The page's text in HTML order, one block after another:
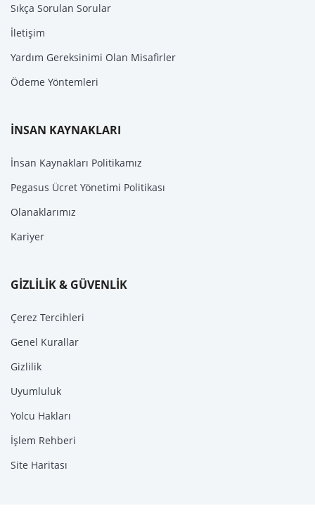
Sıkça Sorulan Sorular
İletişim
Yardım Gereksinimi Olan Misafirler
Ödeme Yöntemleri
İNSAN KAYNAKLARI
İnsan Kaynakları Politikamız
Pegasus Ücret Yönetimi Politikası
Olanaklarımız
Kariyer
GİZLİLİK & GÜVENLİK
Çerez Tercihleri
Genel Kurallar
Gizlilik
Uyumluluk
Yolcu Hakları
İşlem Rehberi
Site Haritası